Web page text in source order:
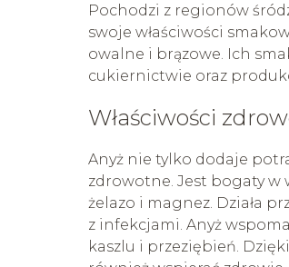
Pochodzi z regionów
swoje właściwości
owalne i brązowe. Ich
cukiernictwie oraz
Właściwości
Anyż nie tylko dodaje
zdrowotne. Jest bogaty w
żelazo i magnez. Działa
z infekcjami. Anyż
kaszlu i przeziębień.